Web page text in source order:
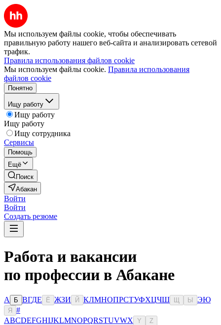
Мы используем файлы cookie, чтобы обеспечивать
правильную работу нашего веб-сайта и анализировать сетевой
трафик.
Правила использования файлов cookie
Мы используем файлы cookie. Правила использования
файлов cookie
Понятно
Ищу работу
Ищу работу
Ищу работу
Ищу сотрудника
Сервисы
Помощь
Ещё
Поиск
Абакан
Войти
Войти
Создать резюме
Работа и вакансии
по профессии в Абакане
А Б ВГДЕ Ё ЖЗИ Й КЛМНОПРСТУФХЦЧШ Ы ЭЮ
Я
#
ABCDEFGHIJKLMNOPQRSTUVWX Y Z